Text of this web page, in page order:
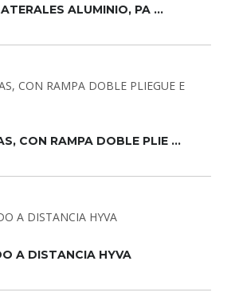
ALUMINIO, PA ...
CON RAMPA DOBLE PLIE ...
A DISTANCIA HYVA